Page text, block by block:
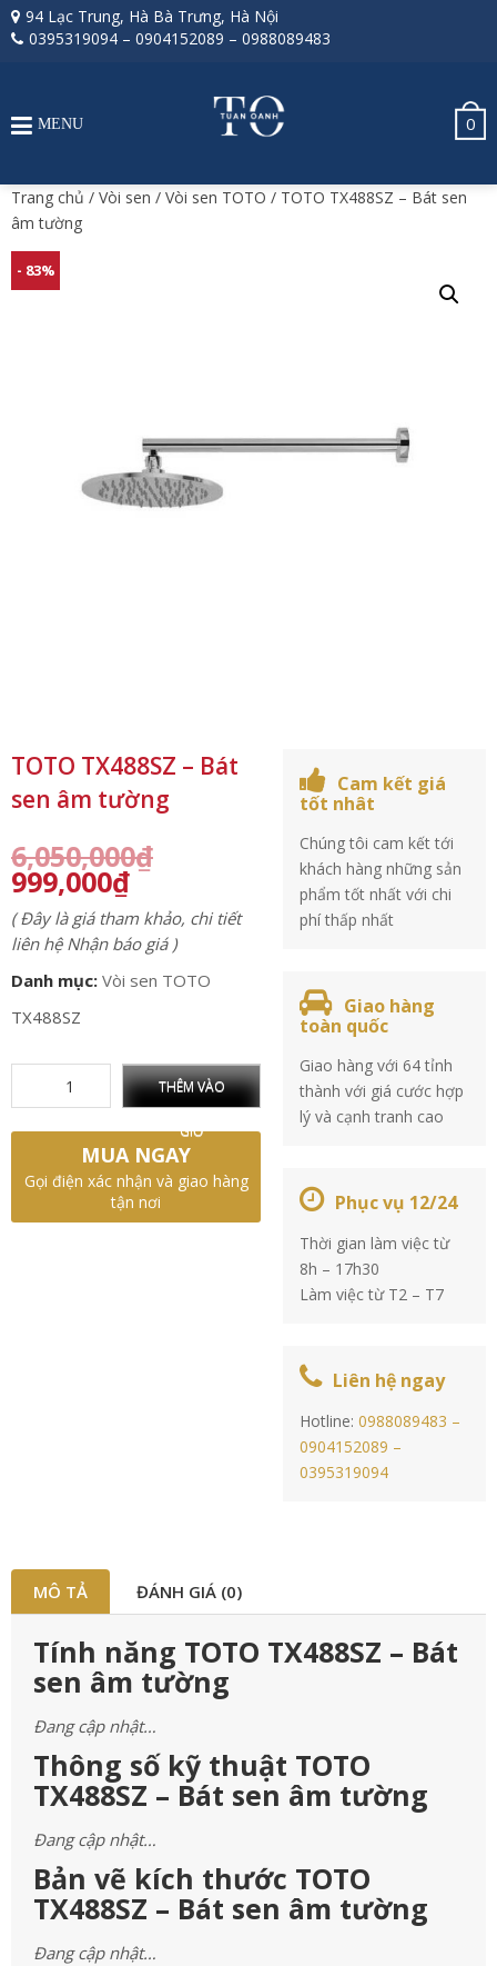
94 Lạc Trung, Hà Bà Trưng, Hà Nội
0395319094 – 0904152089 – 0988089483
0
MENU
Trang chủ / Vòi sen / Vòi sen TOTO / TOTO TX488SZ – Bát sen
âm tường
- 83%
TOTO TX488SZ – Bát
sen âm tường
6,050,000₫
999,000₫
( Đây là giá tham khảo, chi tiết
liên hệ Nhận báo giá )
Danh mục: Vòi sen TOTO
TX488SZ
THÊM VÀO
GIỎ
MUA NGAY
Gọi điện xác nhận và giao hàng
tận nơi
Cam kết giá
tốt nhât
Chúng tôi cam kết tới
khách hàng những sản
phẩm tốt nhất với chi
phí thấp nhất
Giao hàng
toàn quốc
Giao hàng với 64 tỉnh
thành với giá cước hợp
lý và cạnh tranh cao
Phục vụ 12/24
Thời gian làm việc từ
8h – 17h30
Làm việc từ T2 – T7
Liên hệ ngay
Hotline:0988089483 –
0904152089 –
0395319094
MÔ TẢ ĐÁNH GIÁ (0)
Tính năng TOTO TX488SZ – Bát
sen âm tường
Đang cập nhật…
Thông số kỹ thuật TOTO
TX488SZ – Bát sen âm tường
Đang cập nhật…
Bản vẽ kích thước TOTO
TX488SZ – Bát sen âm tường
Đang cập nhật…